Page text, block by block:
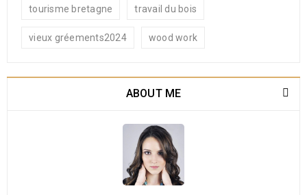
tourisme bretagne travail du bois
vieux gréements2024 wood work
ABOUT ME